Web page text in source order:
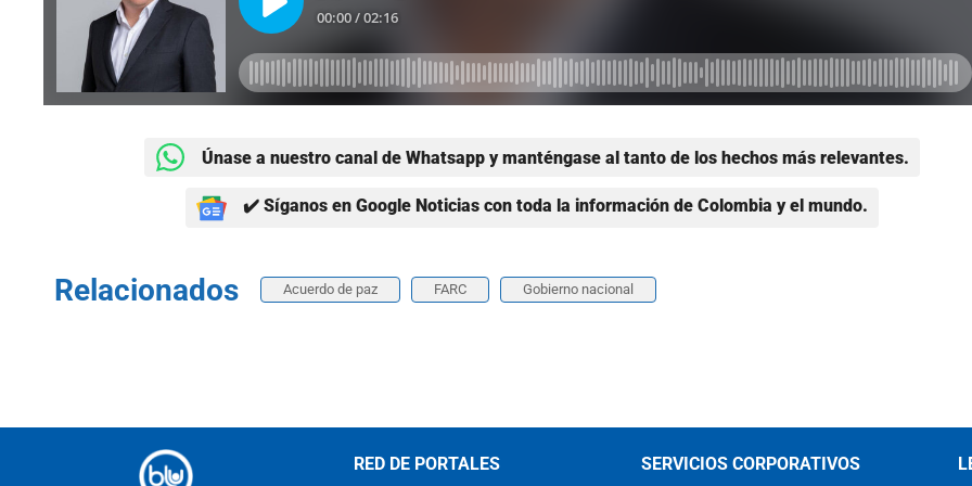
Únase a nuestro canal de Whatsapp y manténgase al tanto de los hechos más relevantes.
✔️ Síganos en Google Noticias con toda la información de Colombia y el mundo.
Relacionados Acuerdo de paz FARC Gobierno nacional
RED DE PORTALES SERVICIOS CORPORATIVOS